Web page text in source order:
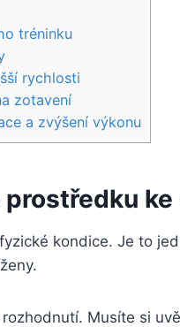
tréninku
rychlosti
zotavení
a zvýšení výkonu
prostředku
kondice. Je to
Musíte si